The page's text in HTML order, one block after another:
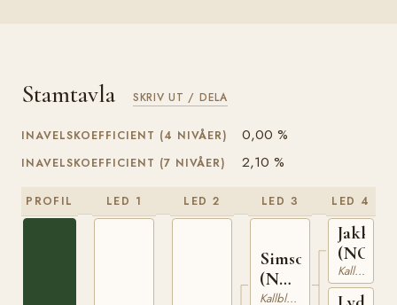
Stamtavla SKRIV UT / DELA
INAVELSKOEFFICIENT (4 NIVÅER) 0,00 %
INAVELSKOEFFICIENT (7 NIVÅER) 2,10 %
PROFIL LED 1 LED 2 LED 3
Simson
(NO)
T-67Kallblodig Travare
LED 4
Jakken
(NO)
Kallblodig Travare